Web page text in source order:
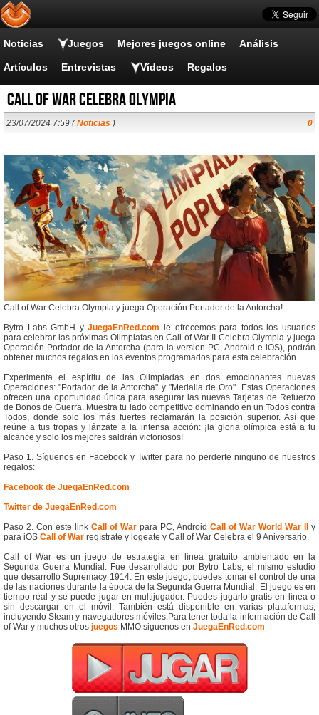
Noticias Juegos Mejores juegos online Análisis
Artículos Entrevistas Vídeos Regalos
Call of War Celebra Olympia
23/07/2024 7:59 (Noticias ) 0
Call of War Celebra Olympia y juega Operación Portador de la Antorcha!
Bytro Labs GmbH yJuegaEnRed.com
le ofrecemos para todos los usuarios
para celebrar las próximas Olimpiafas en Call of War II Celebra Olympia y juega
Operación Portador de la Antorcha (para la version PC, Android e iOS), podrán
obtener muchos regalos en los eventos programados para esta celebración.
Experimenta el espíritu de las Olimpiadas en dos emocionantes nuevas
Operaciones: "Portador de la Antorcha" y "Medalla de Oro". Estas Operaciones
ofrecen una oportunidad única para asegurar las nuevas Tarjetas de Refuerzo
de Bonos de Guerra. Muestra tu lado competitivo dominando en un Todos contra
Todos, donde solo los más fuertes reclamarán la posición superior. Así que
reúne a tus tropas y lánzate a la intensa acción: ¡la gloria olímpica está a tu
alcance y solo los mejores saldrán victoriosos!
Paso 1. Síguenos en Facebook y Twitter para no perderte ninguno de nuestros
regalos:
Facebook de JuegaEnRed.com
Twitter de JuegaEnRed.com
Paso 2. Con este link Call of War para PC, Android Call of War World War II
y
para iOS Call of War regístrate y logeate y Call of War Celebra el 9 Aniversario.
Call of War es un juego de estrategia en línea gratuito ambientado en la
Segunda Guerra Mundial. Fue desarrollado por Bytro Labs, el mismo estudio
que desarrolló Supremacy 1914. En este juego, puedes tomar el control de una
de las naciones durante la época de la Segunda Guerra Mundial. El juego es en
tiempo real y se puede jugar en multijugador. Puedes jugarlo gratis en línea o
sin descargar en el móvil. También está disponible en varias plataformas,
incluyendo Steam y navegadores móviles.Para tener toda la información de Call
of War y muchos otros juegos MMO siguenos en JuegaEnRed.com